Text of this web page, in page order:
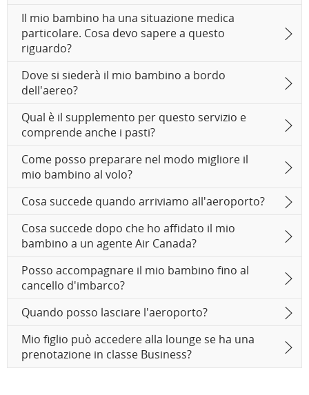
Il mio bambino ha una situazione medica
particolare. Cosa devo sapere a questo
riguardo?
Dove si siederà il mio bambino a bordo
dell'aereo?
Qual è il supplemento per questo servizio e
comprende anche i pasti?
Come posso preparare nel modo migliore il
mio bambino al volo?
Cosa succede quando arriviamo all'aeroporto?
Cosa succede dopo che ho affidato il mio
bambino a un agente Air Canada?
Posso accompagnare il mio bambino fino al
cancello d'imbarco?
Quando posso lasciare l'aeroporto?
Mio figlio può accedere alla lounge se ha una
prenotazione in classe Business?